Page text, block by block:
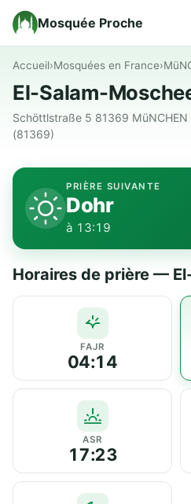
Mosquée Proche
Accueil›Mosquées en France›
El-Salam-
Schöttlstraße 5 81369 MüNCHEN
(81369)
PRIÈRE SUIVANTE
Dohr
à 13:19
Horaires de prière —
FAJR
04:14
ASR
17:23